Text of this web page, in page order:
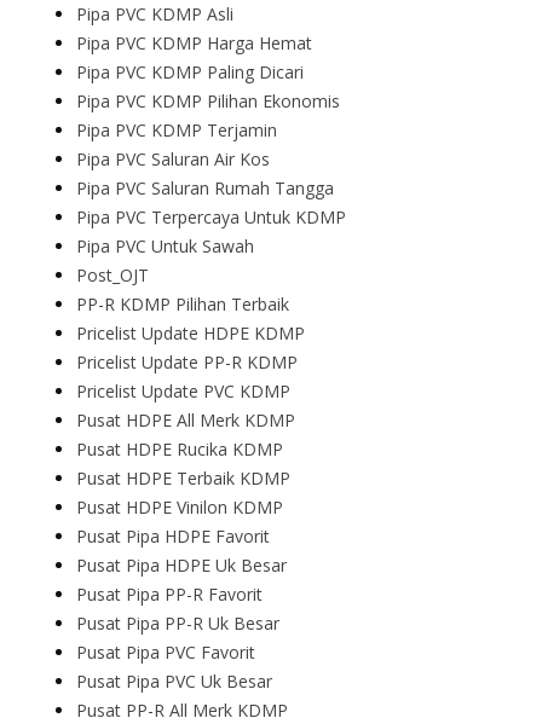
Pipa PVC KDMP Asli
Pipa PVC KDMP Harga Hemat
Pipa PVC KDMP Paling Dicari
Pipa PVC KDMP Pilihan Ekonomis
Pipa PVC KDMP Terjamin
Pipa PVC Saluran Air Kos
Pipa PVC Saluran Rumah Tangga
Pipa PVC Terpercaya Untuk KDMP
Pipa PVC Untuk Sawah
Post_OJT
PP-R KDMP Pilihan Terbaik
Pricelist Update HDPE KDMP
Pricelist Update PP-R KDMP
Pricelist Update PVC KDMP
Pusat HDPE All Merk KDMP
Pusat HDPE Rucika KDMP
Pusat HDPE Terbaik KDMP
Pusat HDPE Vinilon KDMP
Pusat Pipa HDPE Favorit
Pusat Pipa HDPE Uk Besar
Pusat Pipa PP-R Favorit
Pusat Pipa PP-R Uk Besar
Pusat Pipa PVC Favorit
Pusat Pipa PVC Uk Besar
Pusat PP-R All Merk KDMP